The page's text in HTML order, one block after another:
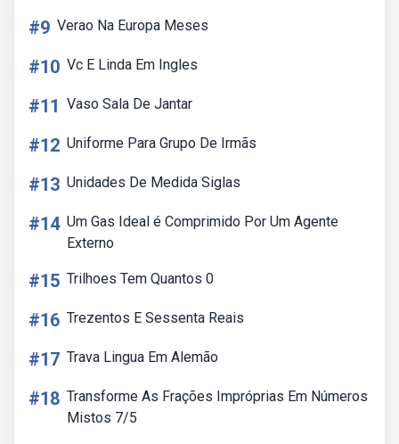
#9 Verao Na Europa Meses
#10 Vc E Linda Em Ingles
#11 Vaso Sala De Jantar
#12 Uniforme Para Grupo De Irmãs
#13 Unidades De Medida Siglas
#14 Um Gas Ideal é Comprimido Por Um Agente
Externo
#15 Trilhoes Tem Quantos 0
#16 Trezentos E Sessenta Reais
#17 Trava Lingua Em Alemão
#18 Transforme As Frações Impróprias Em Números
Mistos 7/5